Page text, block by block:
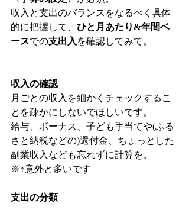
収入と支出のバランスをなるべく具体
的に把握して、 ひと月あたり&年間ベ
ースでの支出入を確認してみて。
収入の確認
月ごとの収入を細かくチェックするこ
とを疎かにしないでほしいです。
給与、ボーナス、子ども手当てや(ふる
さと納税などの)還付金、ちょっとした
副業収入なども忘れずに計算を。
※↑意外と多いです
支出の分類